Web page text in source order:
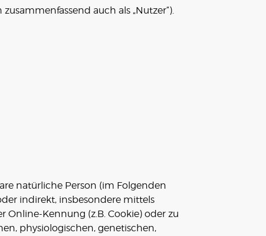
auch als „Nutzer“).
natürliche Person (im Folgenden
indirekt, insbesondere mittels
Kennung (z.B. Cookie) oder zu
physiologischen, genetischen,